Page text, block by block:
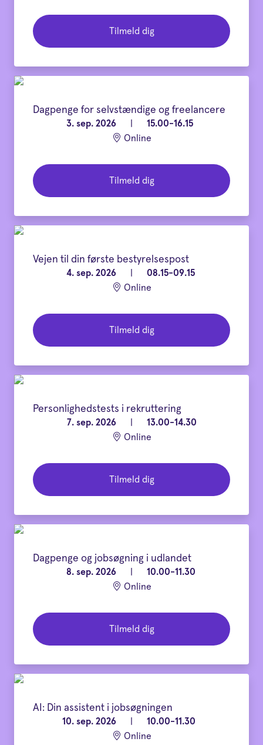
Tilmeld dig
Dagpenge for selvstændige og freelancere
3. sep. 2026
15.00-16.15
Online
Tilmeld dig
Vejen til din første bestyrelsespost
4. sep. 2026
08.15-09.15
Online
Tilmeld dig
Personlighedstests i rekruttering
7. sep. 2026
13.00-14.30
Online
Tilmeld dig
Dagpenge og jobsøgning i udlandet
8. sep. 2026
10.00-11.30
Online
Tilmeld dig
AI: Din assistent i jobsøgningen
10. sep. 2026
10.00-11.30
Online